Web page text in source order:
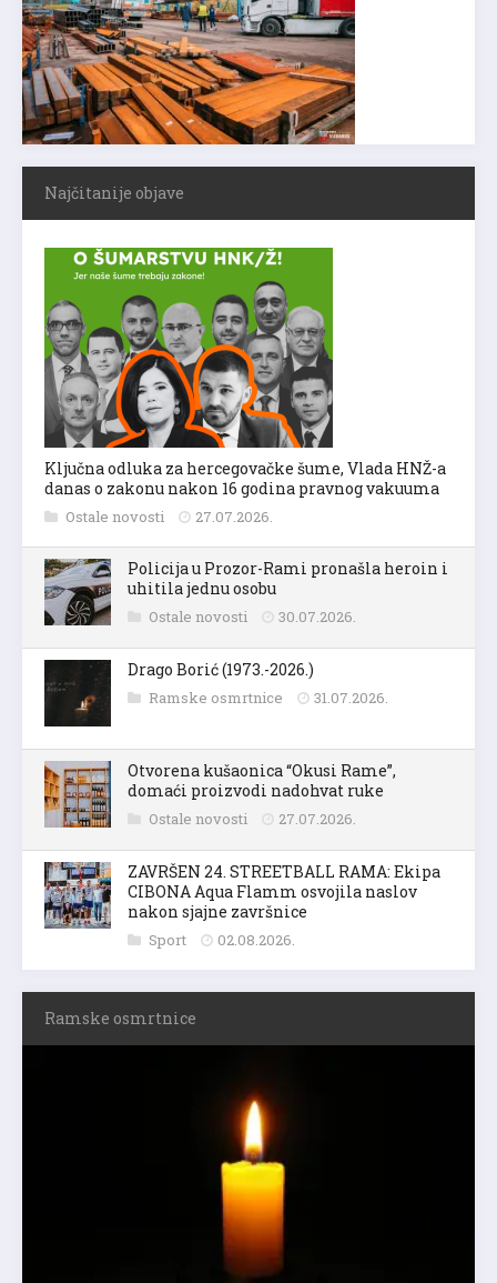
Najčitanije objave
Ključna odluka za hercegovačke šume, Vlada HNŽ-a
danas o zakonu nakon 16 godina pravnog vakuuma
Ostale novosti 27.07.2026.
Policija u Prozor-Rami pronašla heroin i
uhitila jednu osobu
Ostale novosti 30.07.2026.
Drago Borić (1973.-2026.)
Ramske osmrtnice 31.07.2026.
Otvorena kušaonica “Okusi Rame”,
domaći proizvodi nadohvat ruke
Ostale novosti 27.07.2026.
ZAVRŠEN 24. STREETBALL RAMA: Ekipa
CIBONA Aqua Flamm osvojila naslov
nakon sjajne završnice
Sport 02.08.2026.
Ramske osmrtnice